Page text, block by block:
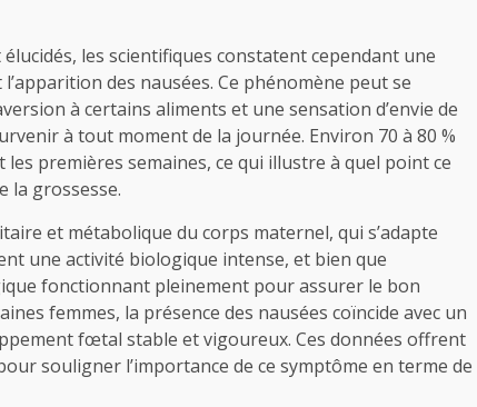
les scientifiques constatent cependant une
des nausées. Ce phénomène peut se
à certains aliments et une sensation d’envie de
à tout moment de la journée. Environ 70 à 80 %
premières semaines, ce qui illustre à quel point ce
la grossesse.
et métabolique du corps maternel, qui s’adapte
une activité biologique intense, et bien que
fonctionnant pleinement pour assurer le bon
femmes, la présence des nausées coïncide avec un
fœtal stable et vigoureux. Ces données offrent
souligner l’importance de ce symptôme en terme de